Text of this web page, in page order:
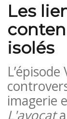
Les
isolés
imagerie
L'avocata